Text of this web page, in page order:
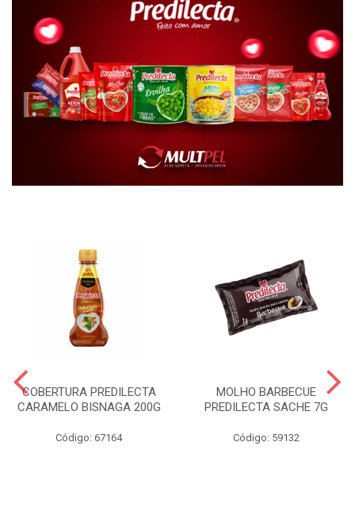
COBERTURA PREDILECTA
CARAMELO BISNAGA 200G
Código: 67164
MOLHO BARBECUE
PREDILECTA SACHE 7G
Código: 59132